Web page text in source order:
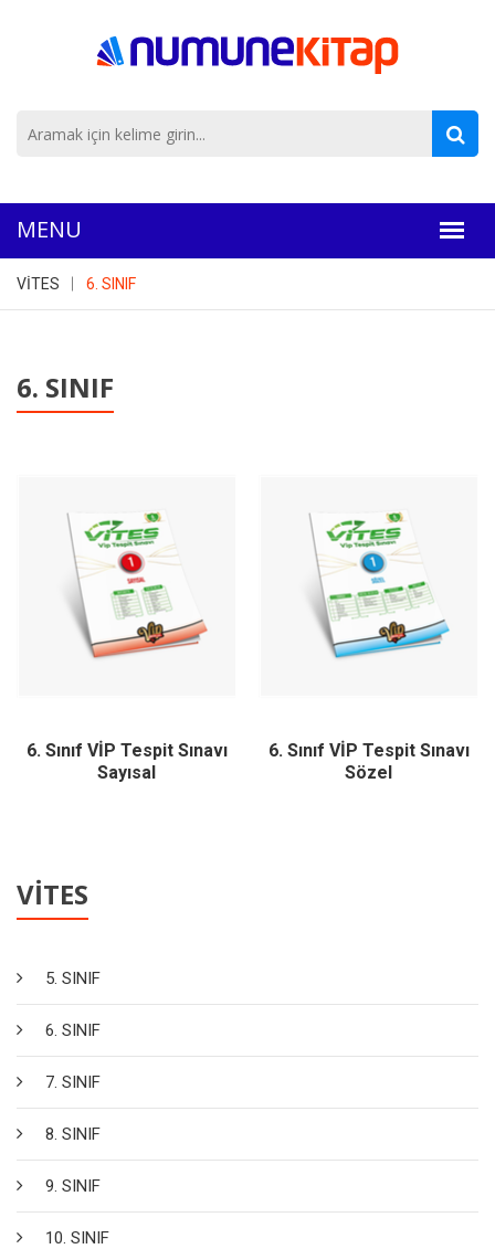
VİTES 6. SINIF
VİTES
5. SINIF
6. SINIF
7. SINIF
8. SINIF
9. SINIF
10. SINIF
6. SINIF
6. Sınıf VİP Tespit Sınavı
Sayısal
6. Sınıf VİP Tespit Sınavı
Sözel